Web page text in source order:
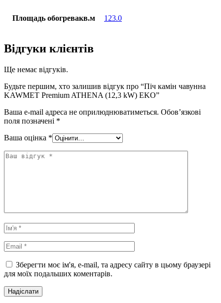
Площадь обогревакв.м 123.0
Відгуки клієнтів
Ще немає відгуків.
Будьте першим, хто залишив відгук про “Піч камін чавунна
KAWMET Premium ATHENA (12,3 kW) EKO”
Ваша e-mail адреса не оприлюднюватиметься. Обов’язкові
поля позначені *
Ваша оцінка *
Зберегти моє ім'я, e-mail, та адресу сайту в цьому браузері
для моїх подальших коментарів.